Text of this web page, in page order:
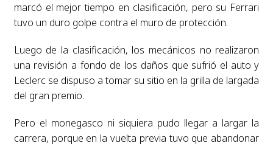
marcó el mejor tiempo en clasificación, pero su Ferrari
tuvo un duro golpe contra el muro de protección.
Luego de la clasificación, los mecánicos no realizaron
una revisión a fondo de los daños que sufrió el auto y
Leclerc se dispuso a tomar su sitio en la grilla de largada
del gran premio.
Pero el monegasco ni siquiera pudo llegar a largar la
carrera, porque en la vuelta previa tuvo que abandonar